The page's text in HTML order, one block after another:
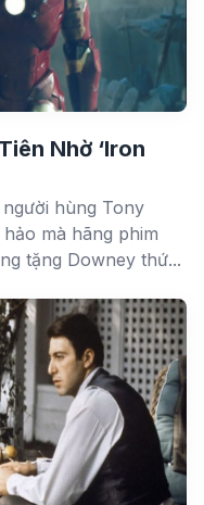
Nhờ ‘Iron
hùng Tony
mà hãng phim
tặng Downey thứ...